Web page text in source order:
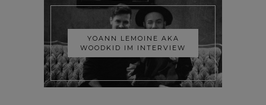
YOANN LEMOINE AKA
WOODKID IM INTERVIEW